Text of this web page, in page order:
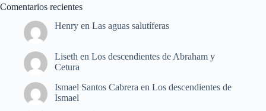
Comentarios recientes
Henry en Las aguas salutíferas
Liseth en Los descendientes de Abraham y
Cetura
Ismael Santos Cabrera en Los descendientes de
Ismael